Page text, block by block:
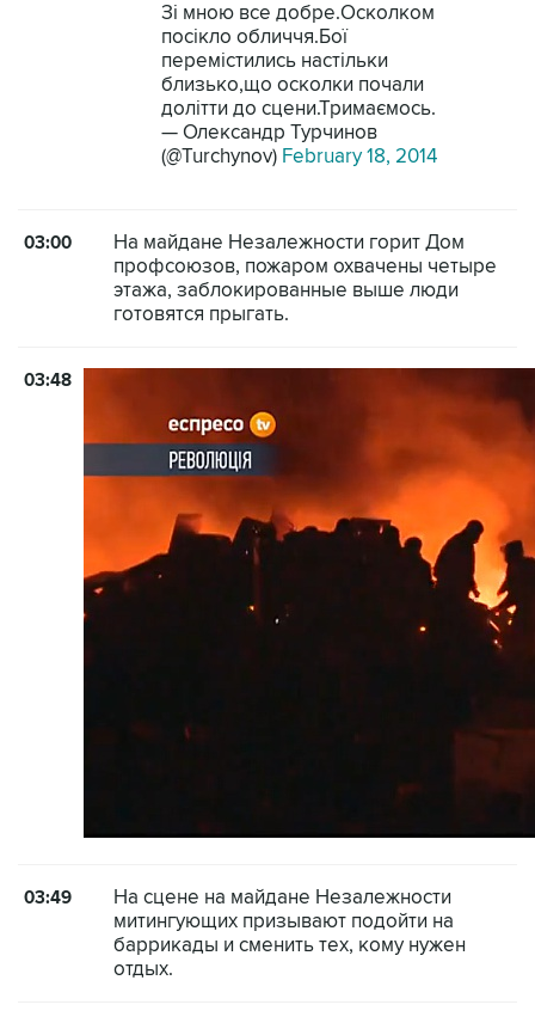
Зі мною все добре.Осколком
посікло обличчя.Бої
перемістились настільки
близько,що осколки почали
долітти до сцени.Тримаємось.
— Олександр Турчинов
(@Turchynov) February 18, 2014
03:00
На майдане Незалежности горит Дом
профсоюзов, пожаром охвачены четыре
этажа, заблокированные выше люди
готовятся прыгать.
03:48
03:49
На сцене на майдане Незалежности
митингующих призывают подойти на
баррикады и сменить тех, кому нужен
отдых.